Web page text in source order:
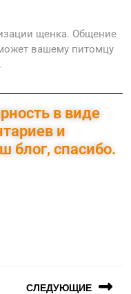
щенка. Общение
вашему питомцу
в виде
и
блог, спасибо.
СЛЕДУЮЩИЕ